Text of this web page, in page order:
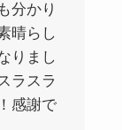
分かり
晴らし
りまし
ラスラ
感謝で